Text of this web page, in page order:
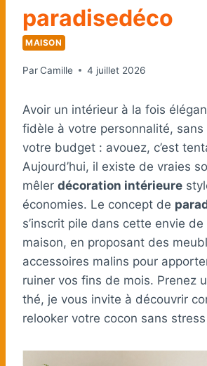
paradisedéco
MAISON
ParCamille 4 juillet 2026
Avoir un intérieur à la fois
fidèle à votre personnalité,
votre budget : avouez, c’est
Aujourd’hui, il existe de vraies
mêler décoration intérieure
économies. Le concept de
s’inscrit pile dans cette envie
maison, en proposant des
accessoires malins pour
ruiner vos fins de mois. Prenez
thé, je vous invite à découvrir
relooker votre cocon sans